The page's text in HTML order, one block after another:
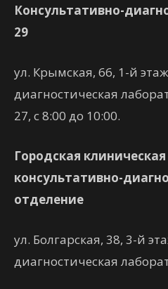
Консультативно-
29
ул. Крымская, 66, 1-й
диагностическая
27, с 8:00 до 10:00.
Городская
консультативно-
отделение
ул. Болгарская, 38, 3-й
диагностическая